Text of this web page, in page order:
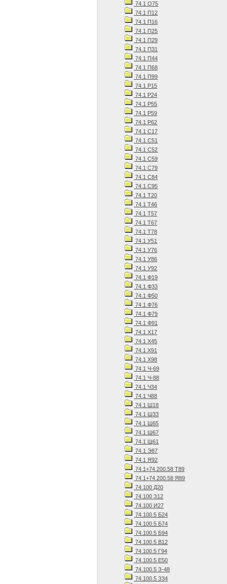
74.1 О75
74.1 П12
74.1 П16
74.1 П25
74.1 П29
74.1 П31
74.1 П44
74.1 П68
74.1 П99
74.1 Р15
74.1 Р24
74.1 Р55
74.1 Р59
74.1 Р62
74.1 С17
74.1 С51
74.1 С52
74.1 С59
74.1 С79
74.1 С84
74.1 С95
74.1 Т20
74.1 Т46
74.1 Т57
74.1 Т67
74.1 Т78
74.1 У51
74.1 У76
74.1 У86
74.1 У92
74.1 Ф19
74.1 Ф33
74.1 Ф50
74.1 Ф76
74.1 Ф79
74.1 Ф91
74.1 Х17
74.1 Х45
74.1 Х91
74.1 Х98
74.1 Ч-69
74.1 Ч-88
74.1 Ч34
74.1 Ч88
74.1 Ш18
74.1 Ш33
74.1 Ш65
74.1 Ш67
74.1 Щ61
74.1 Э87
74.1 Я92
74.1+74.200.58 Т89
74.1+74.200.58 Я89
74.100 Д20
74.100 З12
74.100 И27
74.100.5 Б24
74.100.5 Б74
74.100.5 Б94
74.100.5 В12
74.100.5 Г94
74.100.5 Е50
74.100.5 З-48
74.100.5 З34